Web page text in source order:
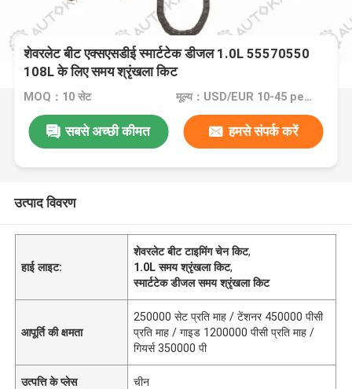
शेवरलेट बीट एक्सएसडीई स्मार्टटेक डीजल 1.0L 55570550
108L के लिए समय श्रृंखला किट
MOQ：10 सेट मूल्य：USD/EUR 10-45 per set
सबसे अच्छी कीमत हमसे संपर्क करें
उत्पाद विवरण
हाई लाइट:
शेवरलेट बीट टाइमिंग चेन किट,
1.0L समय श्रृंखला किट,
स्मार्टटेक डीजल समय श्रृंखला किट
आपूर्ति की क्षमता
250000 सेट प्रति माह / टेंशनर 450000 पीसी
प्रति माह / गाइड 1200000 पीसी प्रति माह /
गियर्स 350000 पी
उत्पत्ति के प्लेस चीन